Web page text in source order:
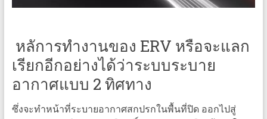
หลัการทำงานของ ERV หรือจะแลก
เรียกอีกอย่างได้ว่าระบบระบาย
อากาศแบบ 2 ทิศทาง
ซึ่งจะทำหน้าที่ระบายอากาศสกปรกในพื้นที่ปิด ออกไปสู่